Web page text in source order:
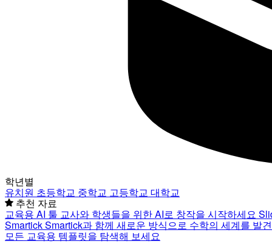
학년별
유치원 초등학교 중학교 고등학교 대학교
추천 자료
교육용 AI 툴 교사와 학생들을 위한 AI로 창작을 시작하세요
SmartickSmartick과 함께 새로운 방식으로 수학의 세계를 발
모든 교육용 템플릿을 탐색해 보세요